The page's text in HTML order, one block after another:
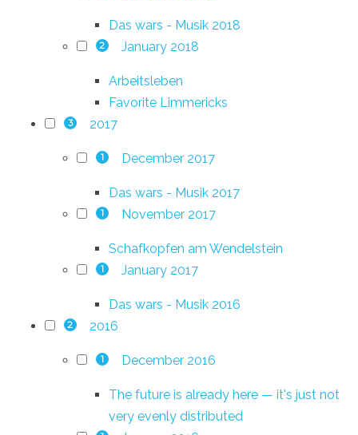
Das wars - Musik 2018
2 January 2018
Arbeitsleben
Favorite Limmericks
3 2017
1 December 2017
Das wars - Musik 2017
1 November 2017
Schafkopfen am Wendelstein
1 January 2017
Das wars - Musik 2016
2 2016
1 December 2016
The future is already here — it's just not
very evenly distributed